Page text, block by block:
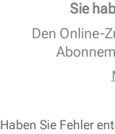
Sie
Den Online-
Haben Sie Fehler